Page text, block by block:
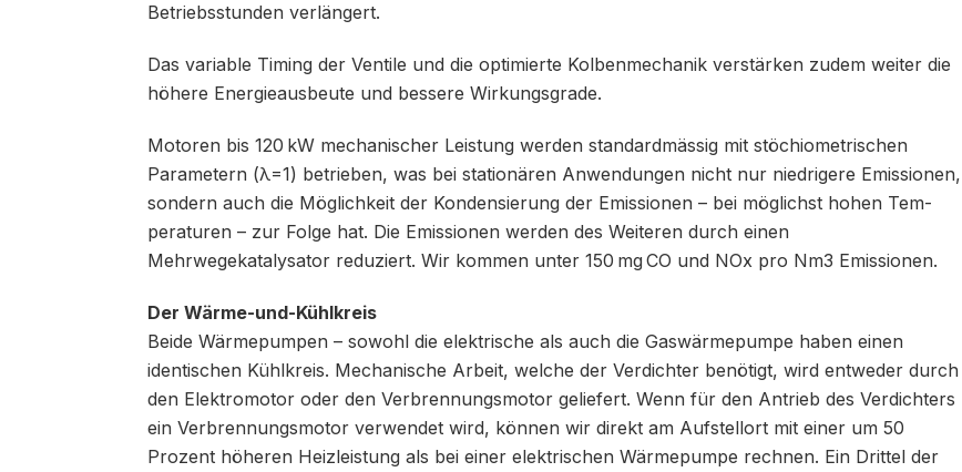
Betriebsstunden verlängert.
Das variable Timing der Ventile und die optimierte Kolbenmechanik verstärken zudem weiter die
höhere Energieausbeute und bessere Wirkungsgrade.
Motoren bis 120 kW mechanischer Leistung werden standardmässig mit stöchio­metrischen
Parametern (λ=1) betrieben, was bei stationären Anwendungen nicht nur niedrigere Emissionen,
sondern auch die Möglichkeit der Kondensierung der Emissionen – bei möglichst hohen Tem­
peraturen – zur Folge hat. Die Emissionen werden des Weiteren durch einen
Mehrwegekatalysator reduziert. Wir kommen unter 150 mg CO und NOx pro Nm3 Emissionen.
Der Wärme-und-Kühlkreis
Beide Wärmepumpen – sowohl die elektrische als auch die Gaswärmepumpe haben einen
identischen Kühlkreis. Mechanische Arbeit, welche der Verdichter benötigt, wird entweder durch
den Elektromotor oder den Verbrennungsmotor geliefert. Wenn für den Antrieb des Verdichters
ein Verbrennungsmotor verwendet wird, können wir direkt am Aufstellort mit einer um 50
Prozent höheren Heizleistung als bei einer elektrischen Wärmepumpe rechnen. Ein Drittel der